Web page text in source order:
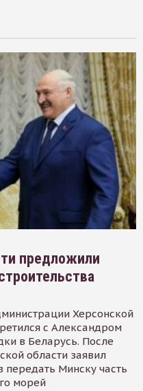
предложили
Херсонской
с Александром
в Беларусь. После
области заявил
передать Минску часть
морей